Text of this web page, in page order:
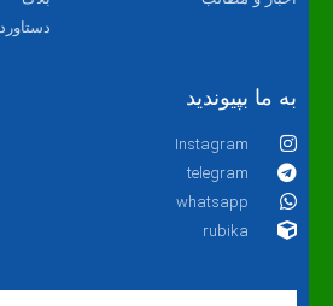
به ما بپیوندید
Instagram
telegram
whatsapp
rubika